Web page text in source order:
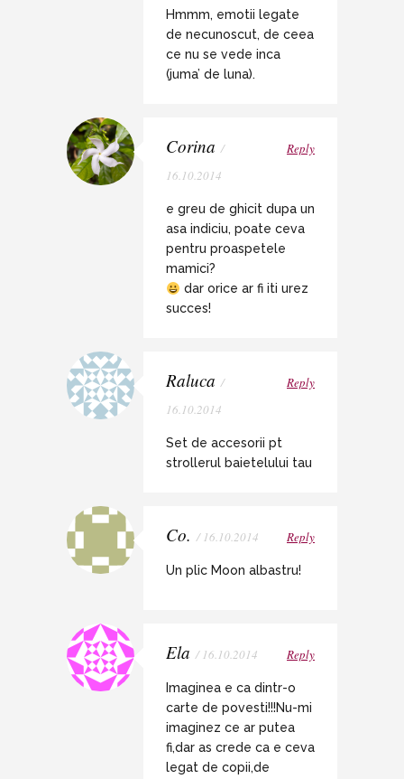
Hmmm, emotii legate
de necunoscut, de ceea
ce nu se vede inca
(juma’ de luna).
Corina /
16.10.2014
Reply
e greu de ghicit dupa un
asa indiciu, poate ceva
pentru proaspetele
mamici?
dar orice ar fi iti urez
succes!
Raluca /
16.10.2014
Reply
Set de accesorii pt
strollerul baietelului tau
Co. / 16.10.2014 Reply
Un plic Moon albastru!
Ela / 16.10.2014 Reply
Imaginea e ca dintr-o
carte de povesti!!!Nu-mi
imaginez ce ar putea
fi,dar as crede ca e ceva
legat de copii,de